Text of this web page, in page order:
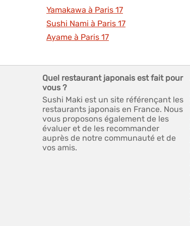
Yamakawa à Paris 17
Sushi Nami à Paris 17
Ayame à Paris 17
Quel restaurant japonais est fait pour
vous ?
Sushi Maki est un site référençant les
restaurants japonais en France. Nous
vous proposons également de les
évaluer et de les recommander
auprès de notre communauté et de
vos amis.